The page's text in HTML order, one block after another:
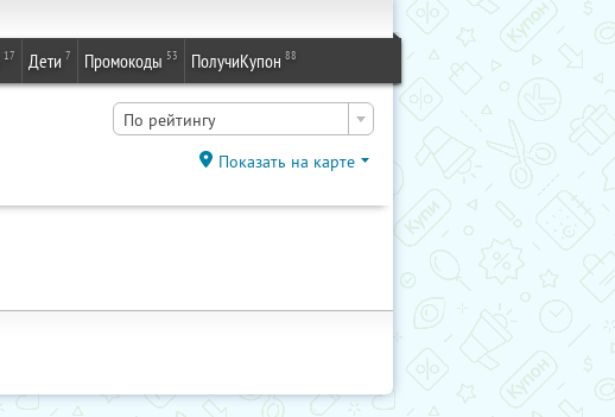
17 Дети 7 Промокоды 53 ПолучиКупон 88
По рейтингу
Показать на карте